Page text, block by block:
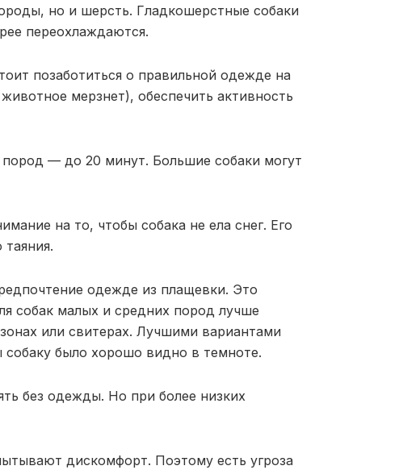
но и шерсть. Гладкошерстные собаки
переохлаждаются.
позаботиться о правильной одежде на
мерзнет), обеспечить активность
— до 20 минут. Большие собаки могут
на то, чтобы собака не ела снег. Его
одежде из плащевки. Это
собак малых и средних пород лучше
или свитерах. Лучшими вариантами
собаку было хорошо видно в темноте.
без одежды. Но при более низких
дискомфорт. Поэтому есть угроза